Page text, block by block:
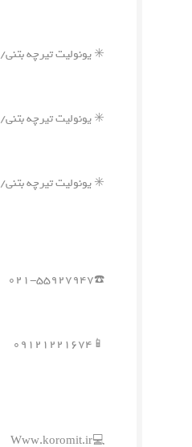
✳️ یونولیت تیرچه بتنی/۱۵۰۰ الی ۱۶۰۰ گرم ⬅️ ۹۵۰,۰۰۰ ریال
✳️ یونولیت تیرچه بتنی/۱۶۰۰ الی ۱۷۰۰ گرم ⬅️ ۱,۰۰۰,۰۰۰ ریال
✳️ یونولیت تیرچه بتنی/۱۷۰۰ الی ۱۸۰۰گرم ⬅️ ۱,۰۵۰,۰۰۰ ریال
☎️۰۲۱-۵۵۹۲۷۹۴۷
📱۰۹۱۲۱۲۲۱۶۷۴
💻Www.koromit.ir